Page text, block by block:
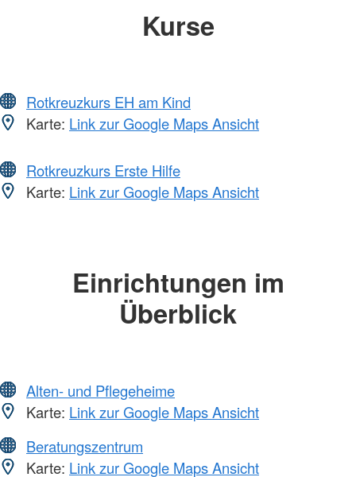
Kurse
Rotkreuzkurs EH am Kind
Karte: Link zur Google Maps Ansicht
Rotkreuzkurs Erste Hilfe
Karte: Link zur Google Maps Ansicht
Einrichtungen im
Überblick
Alten- und Pflegeheime
Karte: Link zur Google Maps Ansicht
Beratungszentrum
Karte: Link zur Google Maps Ansicht